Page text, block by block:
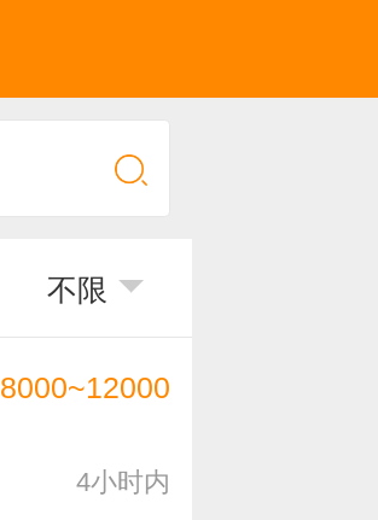
不限
8000~12000
4小时内